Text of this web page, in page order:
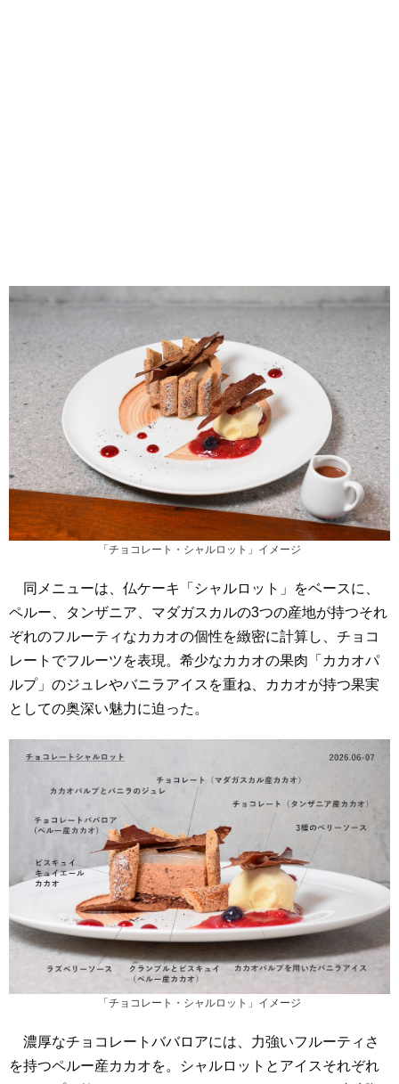
「チョコレート・シャルロット」イメージ
同メニューは、仏ケーキ「シャルロット」をベースに、
ペルー、タンザニア、マダガスカルの3つの産地が持つそれ
ぞれのフルーティなカカオの個性を緻密に計算し、チョコ
レートでフルーツを表現。希少なカカオの果肉「カカオパ
ルプ」のジュレやバニラアイスを重ね、カカオが持つ果実
としての奥深い魅力に迫った。
「チョコレート・シャルロット」イメージ
濃厚なチョコレートババロアには、力強いフルーティさ
を持つペルー産カカオを。シャルロットとアイスそれぞれ